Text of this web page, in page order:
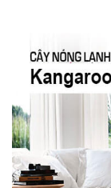
MÁY
NƯỚC
KANGAROO
MÁY
LỌC
NƯỚC
NÓNG